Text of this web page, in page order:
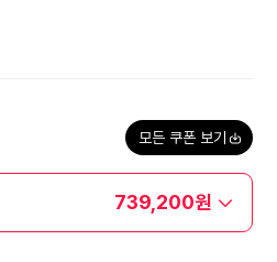
모든 쿠폰 보기
739,200원